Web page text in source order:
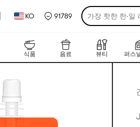
KO 91789 가장 핫한 한·일
식품 음료 뷰티 퍼스